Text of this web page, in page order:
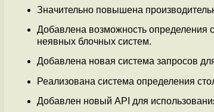
Значительно повышена
Добавлена возможность определения
неявных блочных систем.
Добавлена новая система запросов
Реализована система определения
Добавлен новый API для